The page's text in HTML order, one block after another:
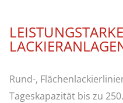
LEISTUNGSTARKE
Rund-,
Tageskapazität bis zu